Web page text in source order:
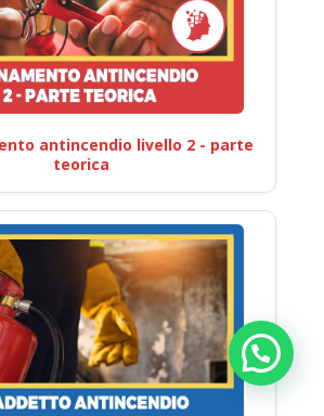
antincendio livello 2 - parte
teorica